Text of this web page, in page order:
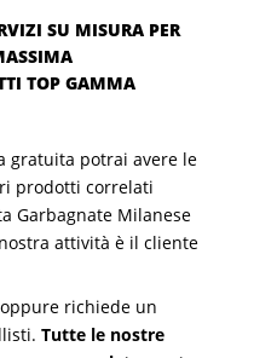
SU MISURA PER
TOP GAMMA
gratuita potrai avere le
prodotti correlati
Garbagnate Milanese
attività è il cliente
richiede un
Tutte le nostre